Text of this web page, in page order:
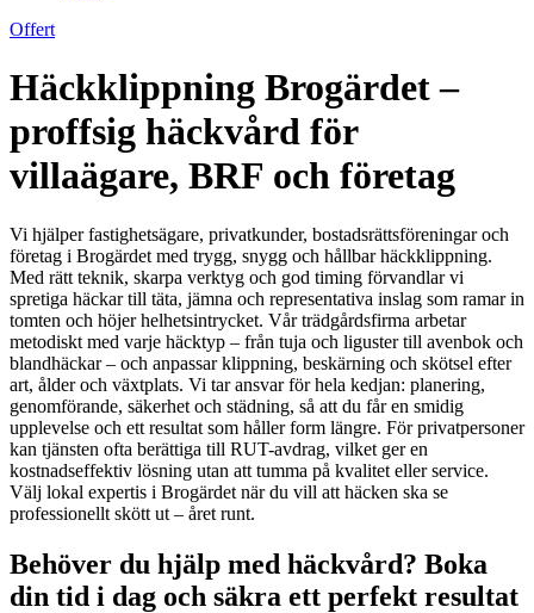
Offert
Häckklippning Brogärdet –
proffsig häckvård för
villaägare, BRF och företag
Vi hjälper fastighetsägare, privatkunder, bostadsrättsföreningar och
företag i Brogärdet med trygg, snygg och hållbar häckklippning.
Med rätt teknik, skarpa verktyg och god timing förvandlar vi
spretiga häckar till täta, jämna och representativa inslag som ramar in
tomten och höjer helhetsintrycket. Vår trädgårdsfirma arbetar
metodiskt med varje häcktyp – från tuja och liguster till avenbok och
blandhäckar – och anpassar klippning, beskärning och skötsel efter
art, ålder och växtplats. Vi tar ansvar för hela kedjan: planering,
genomförande, säkerhet och städning, så att du får en smidig
upplevelse och ett resultat som håller form längre. För privatpersoner
kan tjänsten ofta berättiga till RUT-avdrag, vilket ger en
kostnadseffektiv lösning utan att tumma på kvalitet eller service.
Välj lokal expertis i Brogärdet när du vill att häcken ska se
professionellt skött ut – året runt.
Behöver du hjälp med häckvård? Boka
din tid i dag och säkra ett perfekt resultat